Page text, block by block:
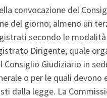
convocazione del
del giorno; almeno un
secondo le
Dirigente; quale
Consiglio Giudiziario in
o per le quali
dalla legge. La